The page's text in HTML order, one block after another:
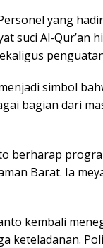
yang
suci Al-Qur’an
simbol
bagian dari
berharap
Barat. Ia
kembali
keteladanan.